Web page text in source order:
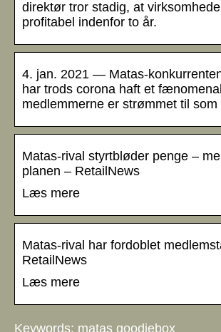
direktør tror stadig, at
profitabel indenfor to år.
4. jan. 2021 — Matas-
har trods corona haft et
medlemmerne er strømmet til som
Matas-rival styrtbløder penge –
planen – RetailNews
Læs mere
Matas-rival har fordoblet
RetailNews
Læs mere
Keywords: matas goodiebox